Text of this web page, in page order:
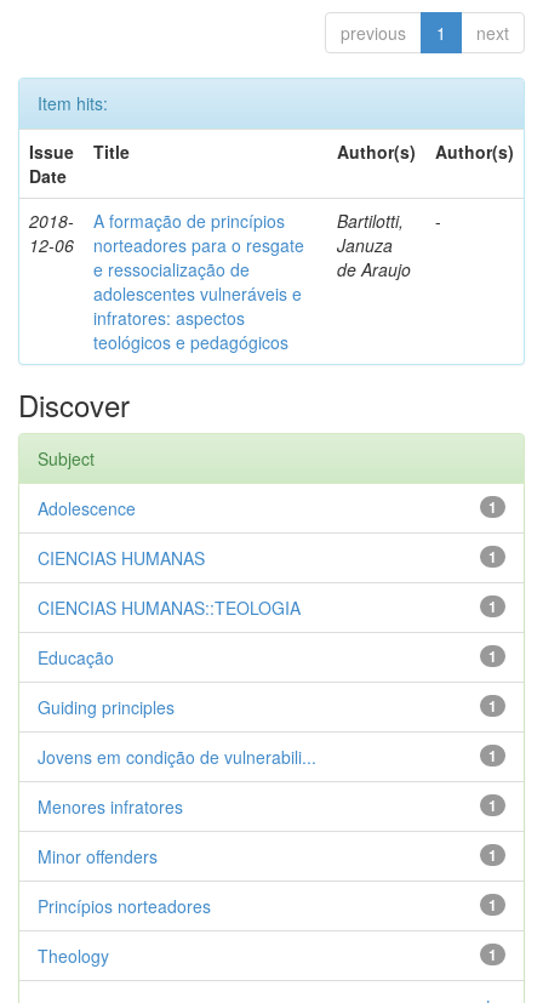
previous 1 next
Item hits:
Issue
Date
Title Author(s) Author(s)
2018-
12-06
A formação de princípios
norteadores para o resgate
e ressocialização de
adolescentes vulneráveis e
infratores: aspectos
teológicos e pedagógicos
Bartilotti,
Januza
de Araujo
-
Discover
Subject
1
Adolescence
1
CIENCIAS HUMANAS
1
CIENCIAS HUMANAS::TEOLOGIA
1
Educação
1
Guiding principles
1
Jovens em condição de vulnerabili...
1
Menores infratores
1
Minor offenders
1
Princípios norteadores
1
Theology